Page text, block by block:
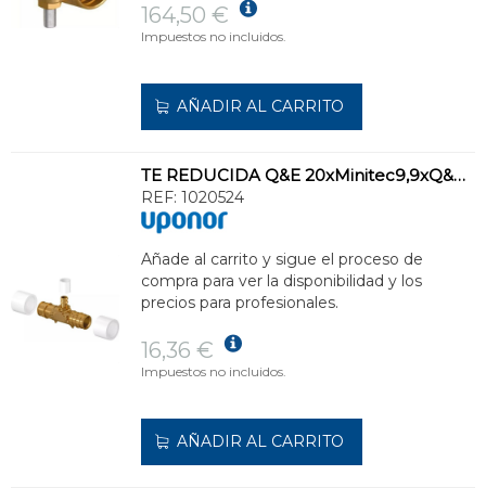
164,50 €
Impuestos no incluidos.
AÑADIR AL CARRITO
TE REDUCIDA Q&E 20xMinitec9,9xQ&E20 UPONOR MINITEC
REF: 1020524
Añade al carrito y sigue el proceso de
compra para ver la disponibilidad y los
precios para profesionales.
16,36 €
Impuestos no incluidos.
AÑADIR AL CARRITO